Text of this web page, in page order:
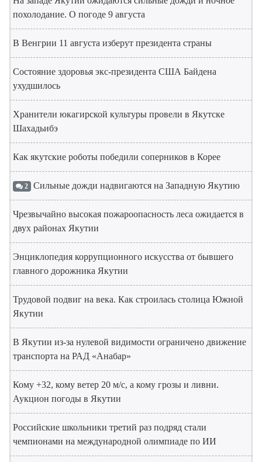
похолодание. О погоде 9 августа
В Венгрии 11 августа изберут президента страны
Состояние здоровья экс-президента США Байдена
ухудшилось
Хранители юкагирской культуры провели в Якутске
Шахадьибэ
Как якутские роботы победили соперников в Корее
2 Сильные дожди надвигаются на Западную Якутию
Чрезвычайно высокая пожароопасность леса ожидается в
двух районах Якутии
Энциклопедия коррупционного искусства от бывшего
главного дорожника Якутии
Трудовой подвиг на века. Как строилась столица Южной
Якутии
В Якутии из-за нулевой видимости ограничено движение
транспорта на РАД «Анабар»
Кому +32, кому ветер 20 м/с, а кому грозы и ливни.
Аукцион погоды в Якутии
Российские школьники третий раз подряд стали
чемпионами на международной олимпиаде по ИИ